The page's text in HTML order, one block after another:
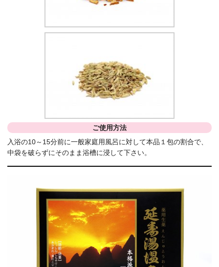
ご使用方法
入浴の10～15分前に一般家庭用風呂に対して本品１包の割合で、
中袋を破らずにそのまま浴槽に浸して下さい。